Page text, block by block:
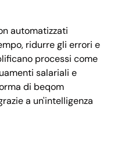
automatizzati
ridurre gli errori e
processi come
salariali e
di beqom
a un'intelligenza